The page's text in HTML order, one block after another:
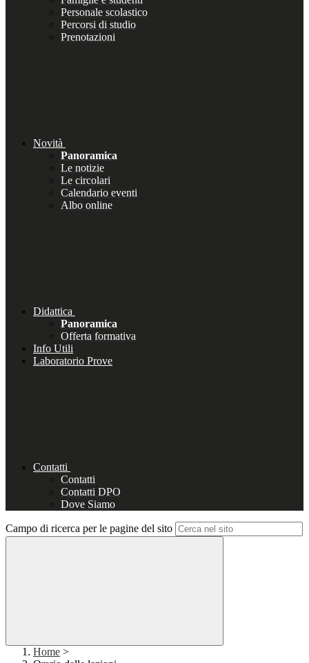
Personale scolastico
Percorsi di studio
Prenotazioni
Novità
Panoramica
Le notizie
Le circolari
Calendario eventi
Albo online
Didattica
Panoramica
Offerta formativa
Info Utili
Laboratorio Prove
Contatti
Contatti
Contatti DPO
Dove Siamo
Campo di ricerca per le pagine del sito
Home >